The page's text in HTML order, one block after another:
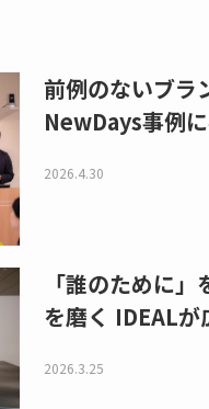
前例のないブラ
NewDays事例
2026.4.30
「誰のために
を磨く IDEAL
2026.3.25